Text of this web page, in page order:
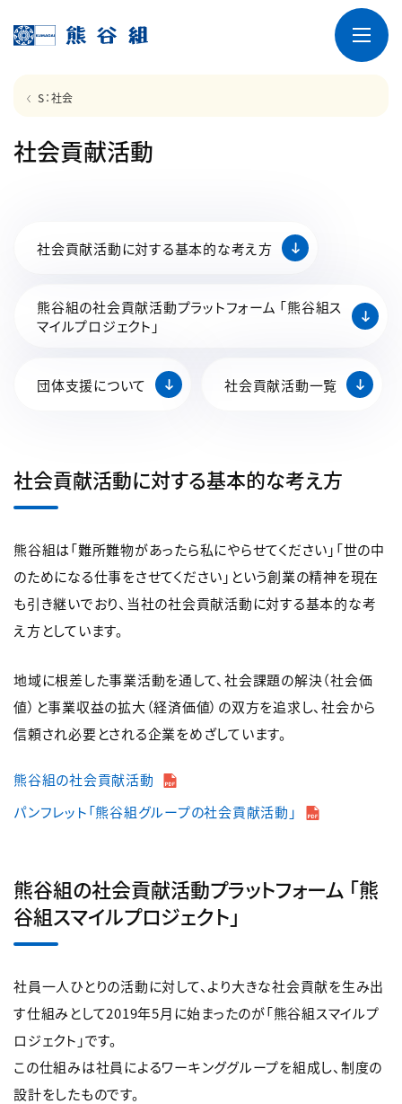
S：社会
社会貢献活動
社会貢献活動に対する基本的な考え方
熊谷組の社会貢献活動プラットフォーム 「熊谷組ス
マイルプロジェクト」
団体支援について 社会貢献活動一覧
社会貢献活動に対する基本的な考え方
熊谷組は「難所難物があったら私にやらせてください」「世の中
のためになる仕事をさせてください」という創業の精神を現在
も引き継いでおり、当社の社会貢献活動に対する基本的な考
え方としています。
地域に根差した事業活動を通して、社会課題の解決（社会価
値）と事業収益の拡大（経済価値）の双方を追求し、社会から
信頼され必要とされる企業をめざしています。
熊谷組の社会貢献活動
パンフレット「熊谷組グループの社会貢献活動」
熊谷組の社会貢献活動プラットフォーム 「熊
谷組スマイルプロジェクト」
社員一人ひとりの活動に対して、より大きな社会貢献を生み出
す仕組みとして2019年5月に始まったのが「熊谷組スマイルプ
ロジェクト」です。
この仕組みは社員によるワーキンググループを組成し、制度の
設計をしたものです。